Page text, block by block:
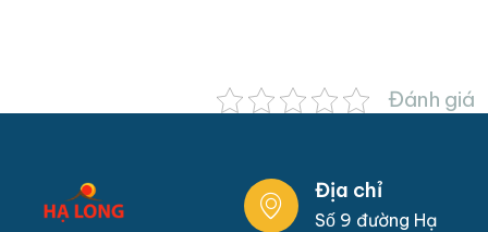
Đánh giá
Địa chỉ
Số 9 đường Hạ